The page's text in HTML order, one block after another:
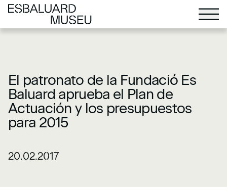
El patronato de la Fundació Es
Baluard aprueba el Plan de
Actuación y los presupuestos
para 2015
20.02.2017